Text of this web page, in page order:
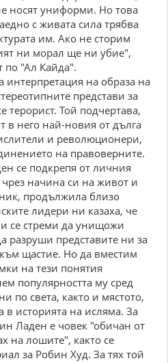
носят униформи. Но това
с живата сила трябва
им. Ако не сторим
ни морал ще ни убие",
по "Ал Кайда".
на образа на
представи за
терорист. Той подчертава,
него най-новия от дълга
и революционери,
на правоверните.
се подкрепя от личния
начина си на живот и
продължила близо
лидери ни казаха, че
се стреми да унищожи
разруши представите ни за
щастие. Но да вместим
на тези понятия
популярността му сред
по света, както и мястото,
в историята на исляма. За
Ладен е човек "обичан от
на лошите", както се
за Робин Худ. За тях той